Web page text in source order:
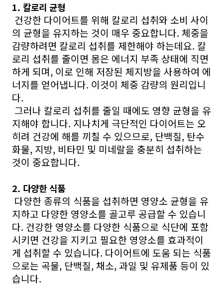
1. 칼로리 균형
건강한 다이어트를 위해 칼로리 섭취와 소비 사이
의 균형을 유지하는 것이 매우 중요합니다. 체중을
감량하려면 칼로리 섭취를 제한해야 하는데요. 칼
로리 섭취를 줄이면 몸은 에너지 부족 상태에 직면
하게 되며, 이로 인해 저장된 체지방을 사용하여 에
너지를 얻어냅니다. 이것이 체중 감량의 원리입니
다.
그러나 칼로리 섭취를 줄일 때에도 영향 균형을 유
지해야 합니다. 지나치게 극단적인 다이어트는 오
히려 건강에 해를 끼칠 수 있으므로, 단백질, 탄수
화물, 지방, 비타민 및 미네랄을 충분히 섭취하는
것이 중요합니다.
2. 다양한 식품
다양한 종류의 식품을 섭취하면 영양소 균형을 유
지하고 다양한 영양소를 골고루 공급할 수 있습니
다. 건강한 영양소를 다양한 식품으로 식단에 포함
시키면 건강을 지키고 필요한 영양소를 효과적이
게 섭취할 수 있습니다. 다이어트에 도움 되는 식품
으로는 곡물, 단백질, 채소, 과일 및 유제품 등이 있
습니다.